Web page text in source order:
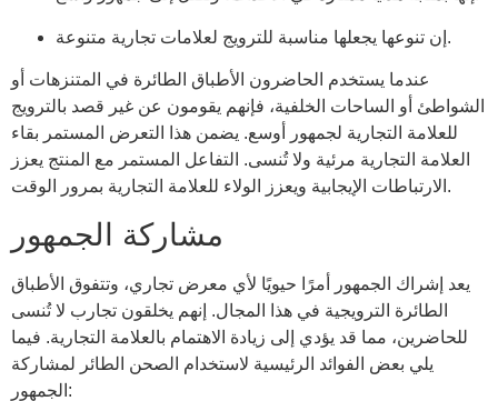
إن تنوعها يجعلها مناسبة للترويج لعلامات تجارية متنوعة.
عندما يستخدم الحاضرون الأطباق الطائرة في المتنزهات أو
الشواطئ أو الساحات الخلفية، فإنهم يقومون عن غير قصد بالترويج
للعلامة التجارية لجمهور أوسع. يضمن هذا التعرض المستمر بقاء
العلامة التجارية مرئية ولا تُنسى. التفاعل المستمر مع المنتج يعزز
الارتباطات الإيجابية ويعزز الولاء للعلامة التجارية بمرور الوقت.
مشاركة الجمهور
يعد إشراك الجمهور أمرًا حيويًا لأي معرض تجاري، وتتفوق الأطباق
الطائرة الترويجية في هذا المجال. إنهم يخلقون تجارب لا تُنسى
للحاضرين، مما قد يؤدي إلى زيادة الاهتمام بالعلامة التجارية. فيما
يلي بعض الفوائد الرئيسية لاستخدام الصحن الطائر لمشاركة
الجمهور: